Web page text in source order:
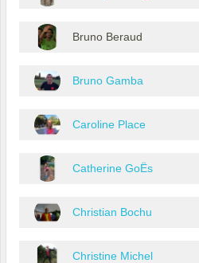
Bruno Beraud
Bruno Gamba
Caroline Place
Catherine GoËs
Christian Bochu
Christine Michel